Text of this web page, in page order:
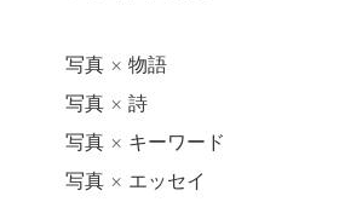
写真 × 物語
写真 × 詩
写真 × キーワード
写真 × エッセイ